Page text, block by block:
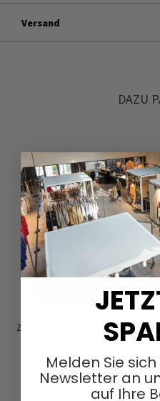
Versand
DAZU
Zweifarbige Hose von RUNDHOLZ
in enzian 10% & rose 10%
162,00 €
405,00 €
Melden Sie
Newsletter an
auf Ihre